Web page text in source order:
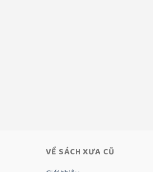
VỀ SÁCH XƯA CŨ